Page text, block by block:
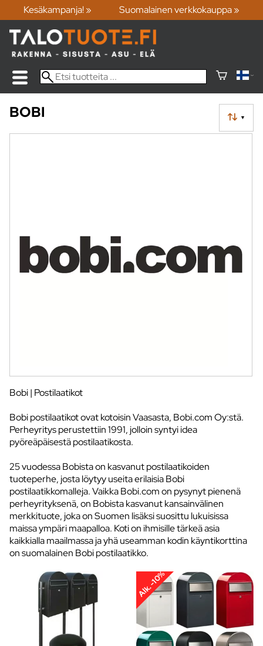
Kesäkampanja! » Suomalainen verkkokauppa »
▼
BOBI
Bobi | Postilaatikot
Bobi postilaatikot ovat kotoisin Vaasasta, Bobi.com Oy:stä.
Perheyritys perustettiin 1991, jolloin syntyi idea
pyöreäpäisestä postilaatikosta.
25 vuodessa Bobista on kasvanut postilaatikoiden
tuoteperhe, josta löytyy useita erilaisia Bobi
postilaatikkomalleja. Vaikka Bobi.com on pysynyt pienenä
perheyrityksenä, on Bobista kasvanut kansainvälinen
merkkituote, joka on Suomen lisäksi suosittu lukuisissa
maissa ympäri maapalloa. Koti on ihmisille tärkeä asia
kaikkialla maailmassa ja yhä useamman kodin käyntikorttina
on suomalainen Bobi postilaatikko.
Alk. -10%